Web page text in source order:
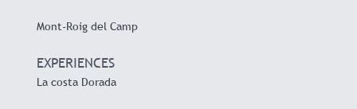
Mont-Roig del Camp
EXPERIENCES
La costa Dorada